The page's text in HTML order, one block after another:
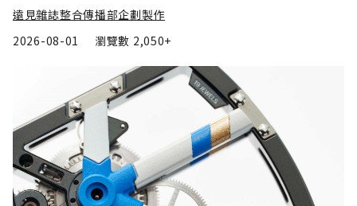
遠見雜誌整合傳播部企劃製作
2026-08-01
瀏覽數 2,050+